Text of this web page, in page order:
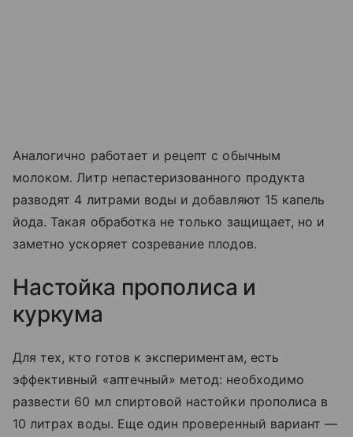
Аналогично работает и рецепт с обычным
молоком. Литр непастеризованного продукта
разводят 4 литрами воды и добавляют 15 капель
йода. Такая обработка не только защищает, но и
заметно ускоряет созревание плодов.
Настойка прополиса и
куркума
Для тех, кто готов к экспериментам, есть
эффективный «аптечный» метод: необходимо
развести 60 мл спиртовой настойки прополиса в
10 литрах воды. Еще один проверенный вариант —